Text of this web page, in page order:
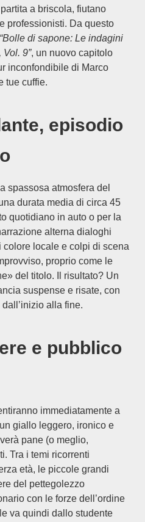
a briscola, fiutano
professionisti. Da questo
“Bolle di sapone: Le indagini
9”, un nuovo capitolo
inconfondibile di Marco
tue cuffie.
episodio
spassosa atmosfera del
durata media di circa 45
quotidiano in auto o per la
alterna dialoghi
locale e colpi di scena
proprio come le
del titolo. Il risultato? Un
suspense e risate, con
alla fine.
e pubblico
immediatamente a
giallo leggero, ironico e
pane (o meglio,
Tra i temi ricorrenti
età, le piccole grandi
del pettegolezzo
con le forze dell’ordine
va quindi dallo studente